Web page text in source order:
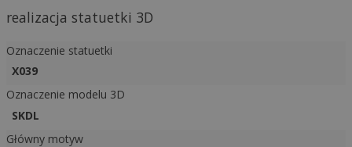
realizacja statuetki 3D
Oznaczenie statuetki
X039
Oznaczenie modelu 3D
SKDL
Główny motyw